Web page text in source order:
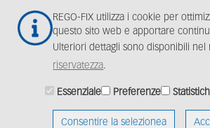
REGO-FIX utilizza i cookie per
questo sito web e apportare
Ulteriori dettagli sono disponibili nel
riservatezza.
Essenziale Preferenze
Consentire la selezionea
contenuto